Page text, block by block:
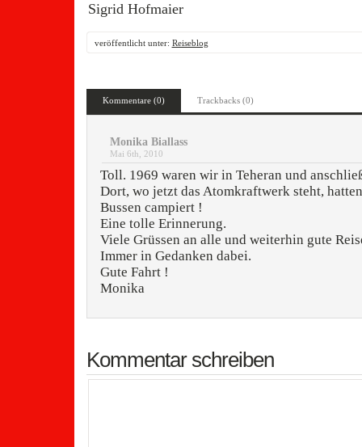
Sigrid Hofmaier
veröffentlicht unter: Reiseblog
Kommentare (0) Trackbacks (0)
Monika Biallass
Mai 6th, 2010
Toll. 1969 waren wir in Teheran und
Dort, wo jetzt das Atomkraftwerk steht,
Bussen campiert !
Eine tolle Erinnerung.
Viele Grüssen an alle und weiterhin gute
Immer in Gedanken dabei.
Gute Fahrt !
Monika
Kommentar schreiben